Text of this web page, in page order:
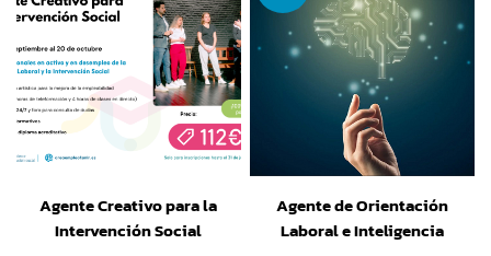
Agente Creativo para la
Intervención Social
Agente de Orientación
Laboral e Inteligencia